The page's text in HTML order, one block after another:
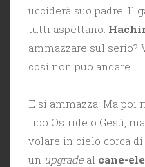
ucciderà suo padre! Il
tutti aspettano.
ammazzare sul serio?
così non può andare.
E si ammazza. Ma poi
tipo Osiride o Gesù,
volare in cielo corca
un upgradeal cane-